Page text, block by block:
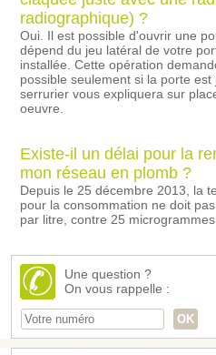
radiographique) ?
Oui. Il est possible d'ouvrir une
dépend du jeu latéral de votre
installée. Cette opération
possible seulement si la porte
serrurier vous expliquera sur
oeuvre.
Existe-il un délai pour la
mon réseau en plomb ?
Depuis le 25 décembre 2013, la
pour la consommation ne doit
par litre, contre 25
Une question ?
On vous rappelle :